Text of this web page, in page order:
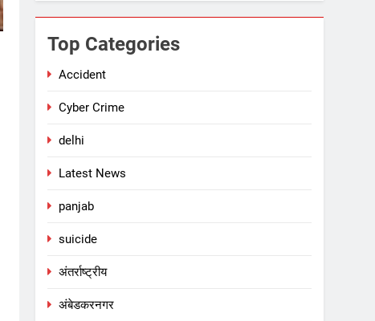
Top Categories
Accident
Cyber Crime
delhi
Latest News
panjab
suicide
अंतर्राष्ट्रीय
अंबेडकरनगर